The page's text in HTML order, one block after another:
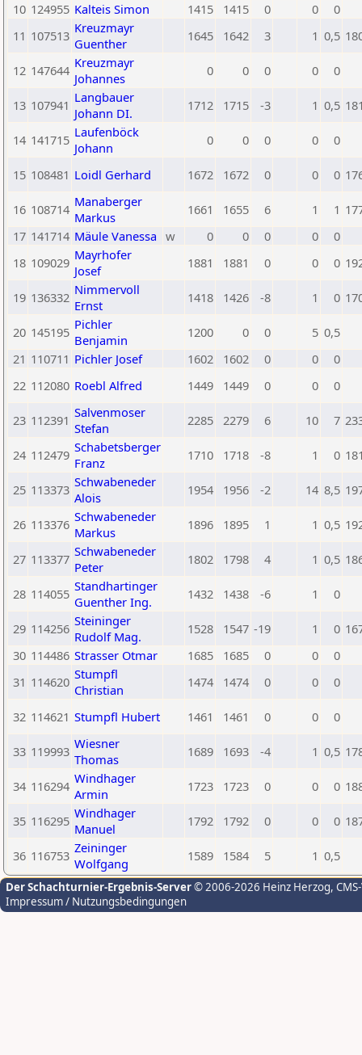
10 124955 Kalteis Simon 1415 1415 0 0
0
11 107513 Kreuzmayr
Guenther
1645 1642 3 1 0,5
12 147644 Kreuzmayr
Johannes
0 0 0 0 0
13 107941 Langbauer
Johann DI.
1712 1715 -3 1 0,5
14 141715 Laufenböck
Johann
0 0 0 0 0
15 108481 Loidl Gerhard 1672 1672 0 0 0
16 108714 Manaberger
Markus
1661 1655 6 1 1
17 141714 Mäule Vanessa w 0 0 0 0
0
18 109029 Mayrhofer
Josef
1881 1881 0 0 0
19 136332 Nimmervoll
Ernst
1418 1426 -8 1 0
20 145195 Pichler
Benjamin
1200 0 0 5 0,5
21 110711 Pichler Josef 1602 1602 0 0
0
22 112080 Roebl Alfred 1449 1449 0 0 0
23 112391 Salvenmoser
Stefan
2285 2279 6 10 7
24 112479 Schabetsberger
Franz
1710 1718 -8 1 0
25 113373 Schwabeneder
Alois
1954 1956 -2 14 8,5
26 113376 Schwabeneder
Markus
1896 1895 1 1 0,5
27 113377 Schwabeneder
Peter
1802 1798 4 1 0,5
28 114055 Standhartinger
Guenther Ing.
1432 1438 -6 1 0
29 114256 Steininger
Rudolf Mag.
1528 1547 -19 1 0
30 114486 Strasser Otmar 1685 1685 0 0
0
31 114620 Stumpfl
Christian
1474 1474 0 0 0
32 114621 Stumpfl Hubert 1461 1461 0 0 0
33 119993 Wiesner
Thomas
1689 1693 -4 1 0,5
34 116294 Windhager
Armin
1723 1723 0 0 0
35 116295 Windhager
Manuel
1792 1792 0 0 0
36 116753 Zeininger
Wolfgang
1589 1584 5 1 0,5
Der Schachturnier-Ergebnis-Server© 2006-2026 Heinz Herzog,
Impressum / Nutzungsbedingungen